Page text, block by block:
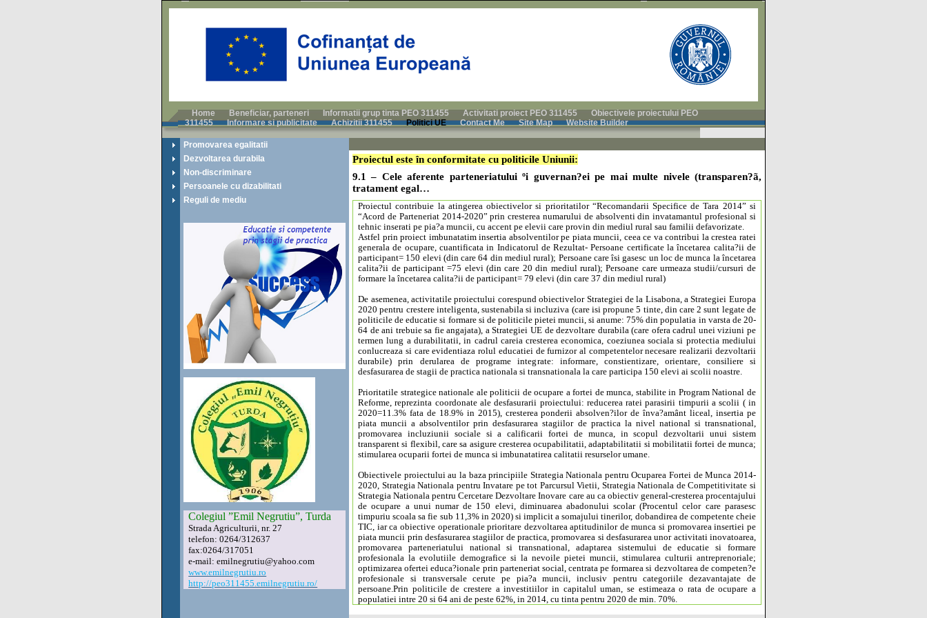
Home Beneficiar, parteneri Informatii grup tinta PEO 311455 Activitati proiect PEO 311455
Obiectivele proiectului PEO
311455
Informare si publicitate Achizitii 311455 Politici UE Contact Me Site Map Website Builder
Promovarea egalitatii
Dezvoltarea durabila
Non-discriminare
Persoanele cu dizabilitati
Reguli de mediu
Colegiul ”Emil Negrutiu”, Turda
Strada Agriculturii, nr. 27
telefon: 0264/312637
fax:0264/317051
e-mail: emilnegrutiu@yahoo.com
www.emilnegrutiu.ro
http://peo311455.emilnegrutiu.ro/
Proiectul este în conformitate cu politicile Uniunii:
9.1 – Cele aferente parteneriatului ºi guvernan?ei pe mai multe nivele (transparen?ã,
tratament egal…
Proiectul contribuie la atingerea obiectivelor si prioritatilor “Recomandarii Specifice de Tara 2014” si
“Acord de Parteneriat 2014-2020” prin cresterea numarului de absolventi din invatamantul profesional si
tehnic inserati pe pia?a muncii, cu accent pe elevii care provin din mediul rural sau familii defavorizate.
Astfel prin proiect imbunatatim insertia absolventilor pe piata muncii, ceea ce va contribui la crestea ratei
generala de ocupare, cuantificata in Indicatorul de Rezultat- Persoane certificate la încetarea calita?ii de
participant= 150 elevi (din care 64 din mediul rural); Persoane care îsi gasesc un loc de munca la încetarea
calita?ii de participant =75 elevi (din care 20 din mediul rural); Persoane care urmeaza studii/cursuri de
formare la încetarea calita?ii de participant= 79 elevi (din care 37 din mediul rural)
De asemenea, activitatile proiectului corespund obiectivelor Strategiei de la Lisabona, a Strategiei Europa
2020 pentru crestere inteligenta, sustenabila si incluziva (care isi propune 5 tinte, din care 2 sunt legate de
politicile de educatie si formare si de politicile pietei muncii, si anume: 75% din populatia in varsta de 20-
64 de ani trebuie sa fie angajata), a Strategiei UE de dezvoltare durabila (care ofera cadrul unei viziuni pe
termen lung a durabilitatii, in cadrul careia cresterea economica, coeziunea sociala si protectia mediului
conlucreaza si care evidentiaza rolul educatiei de furnizor al competentelor necesare realizarii dezvoltarii
durabile) prin derularea de programe integrate: informare, constientizare, orientare, consiliere si
desfasurarea de stagii de practica nationala si transnationala la care participa 150 elevi ai scolii noastre.
Prioritatile strategice nationale ale politicii de ocupare a fortei de munca, stabilite in Program National de
Reforme, reprezinta coordonate ale desfasurarii proiectului: reducerea ratei parasirii timpurii a scolii ( in
2020=11.3% fata de 18.9% in 2015), cresterea ponderii absolven?ilor de înva?amânt liceal, insertia pe
piata muncii a absolventilor prin desfasurarea stagiilor de practica la nivel national si transnational,
promovarea incluziunii sociale si a calificarii fortei de munca, in scopul dezvoltarii unui sistem
transparent si flexibil, care sa asigure cresterea ocupabilitatii, adaptabilitatii si mobilitatii fortei de munca;
stimularea ocuparii fortei de munca si imbunatatirea calitatii resurselor umane.
Obiectivele proiectului au la baza principiile Strategia Nationala pentru Ocuparea Fortei de Munca 2014-
2020, Strategia Nationala pentru Invatare pe tot Parcursul Vietii, Strategia Nationala de Competitivitate si
Strategia Nationala pentru Cercetare Dezvoltare Inovare care au ca obiectiv general-cresterea procentajului
de ocupare a unui numar de 150 elevi, diminuarea abadonului scolar (Procentul celor care parasesc
timpuriu scoala sa fie sub 11,3% in 2020) si implicit a somajului tinerilor, dobandirea de competente cheie
TIC, iar ca obiective operationale prioritare dezvoltarea aptitudinilor de munca si promovarea insertiei pe
piata muncii prin desfasurarea stagiilor de practica, promovarea si desfasurarea unor activitati inovatoarea,
promovarea parteneriatului national si transnational, adaptarea sistemului de educatie si formare
profesionala la evolutiile demografice si la nevoile pietei muncii, stimularea culturii antreprenoriale;
optimizarea ofertei educa?ionale prin parteneriat social, centrata pe formarea si dezvoltarea de competen?e
profesionale si transversale cerute pe pia?a muncii, inclusiv pentru categoriile dezavantajate de
persoane.Prin politicile de crestere a investitiilor in capitalul uman, se estimeaza o rata de ocupare a
populatiei intre 20 si 64 ani de peste 62%, in 2014, cu tinta pentru 2020 de min. 70%.